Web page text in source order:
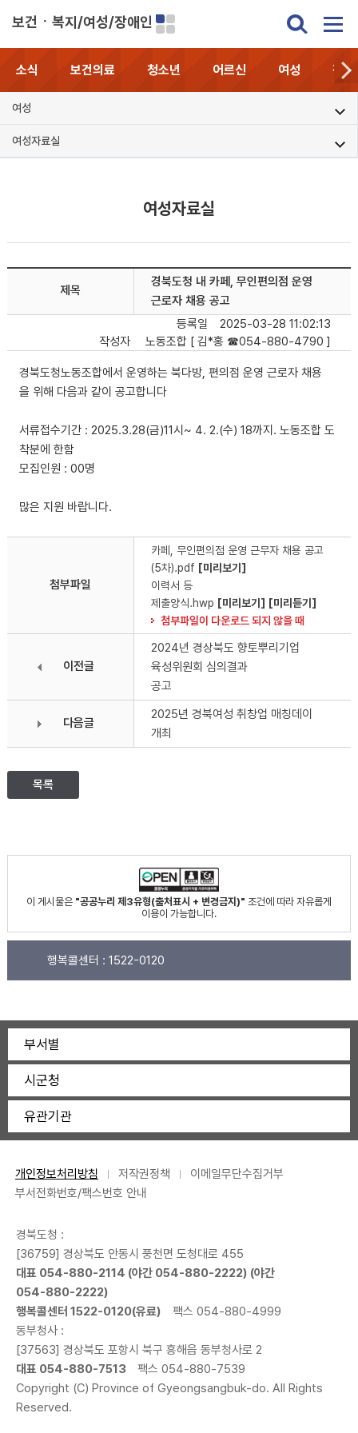
보건ㆍ복지/여성/장애인
소식 보건의료 청소년 어르신 여성 장애
여성
여성자료실
여성자료실
제목
경북도청 내 카페, 무인편의점 운영
근로자 채용 공고
등록일
2025-03-28 11:02:13
작성자
노동조합 [ 김*홍 ☎054-880-4790 ]
경북도청노동조합에서 운영하는 북다방, 편의점 운영 근로자 채용
을 위해 다음과 같이 공고합니다
서류접수기간 : 2025.3.28(금)11시~ 4. 2.(수) 18까지. 노동조합 도
착분에 한함
모집인원 : 00명
많은 지원 바랍니다.
첨부파일
카페, 무인편의점 운영 근무자 채용 공고
(5차).pdf [미리보기]
이력서 등
제출양식.hwp [미리보기]
[미리듣기]
첨부파일이 다운로드 되지 않을 때
이전글
2024년 경상북도 향토뿌리기업
육성위원회 심의결과
공고
다음글
2025년 경북여성 취창업 매칭데이
개최
목록
이 게시물은 "공공누리 제3유형(출처표시 + 변경금지)" 조건에 따라 자유롭게
이용이 가능합니다.
행복콜센터 : 1522-0120
부서별
시군청
유관기관
개인정보처리방침 저작권정책
이메일무단수집거부
부서전화번호/팩스번호 안내
경북도청 :
[36759] 경상북도 안동시 풍천면 도청대로 455
대표 054-880-2114 (야간 054-880-2222) (야간
054-880-2222)
행복콜센터 1522-0120(유료)
팩스 054-880-4999
동부청사 :
[37563] 경상북도 포항시 북구 흥해읍 동부청사로 2
대표 054-880-7513
팩스 054-880-7539
Copyright (C) Province of Gyeongsangbuk-do. All Rights
Reserved.